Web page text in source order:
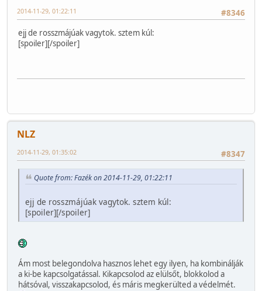
#8346
2014-11-29, 01:22:11
ejj de rosszmájúak vagytok. sztem kúl:
[spoiler][/spoiler]
NLZ
#8347
2014-11-29, 01:35:02
Quote from: Fazék on 2014-11-29, 01:22:11
ejj de rosszmájúak vagytok. sztem kúl:
[spoiler][/spoiler]
Ám most belegondolva hasznos lehet egy ilyen, ha kombinálják
a ki-be kapcsolgatással. Kikapcsolod az elülsőt, blokkolod a
hátsóval, visszakapcsolod, és máris megkerülted a védelmét.